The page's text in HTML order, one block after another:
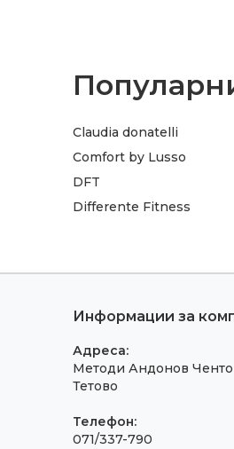
Claudia donatelli
Comfort by Lusso
DFT
Differente Fitness
Информации за
Адреса:
Методи Андонов Ченто
Тетово
Телефон:
071/337-790